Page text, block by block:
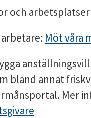
och
Möt våra
bland annat
Mer